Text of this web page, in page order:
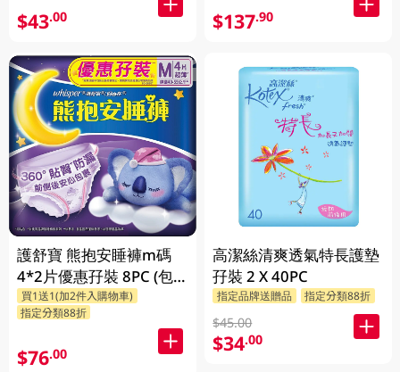
$43.00
護舒寶 熊抱安睡褲m碼
4*2片優惠孖裝 8PC (包
裝隨機發放)
買1送1(加2件入購物車)
指定分類88折
$76.00
$137.90
高潔絲清爽透氣特長護墊
孖裝 2 X 40PC
指定品牌送贈品 指定分類88折
$45.00
$34.00